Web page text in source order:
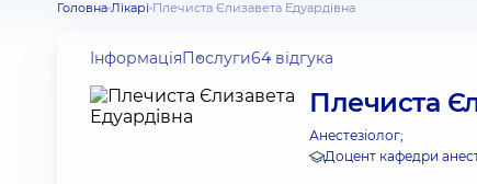
Головна Лікарі Плечиста Єлизавета Едуардівна
ІнформаціяПослуги64 відгука
Плечиста
Анестезіолог;
Доцент кафедри